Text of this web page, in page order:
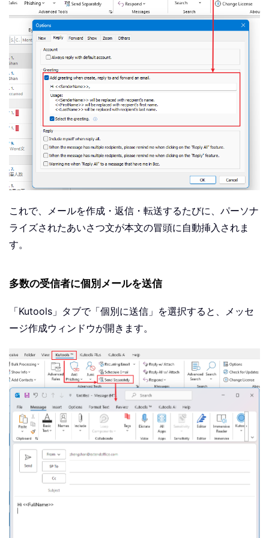
これで、メールを作成・返信・転送するたびに、パーソナ
ライズされたあいさつ文が本文の冒頭に自動挿入されま
す。
多数の受信者に個別メールを送信
「Kutools」タブで「個別に送信」を選択すると、メッセ
ージ作成ウィンドウが開きます。